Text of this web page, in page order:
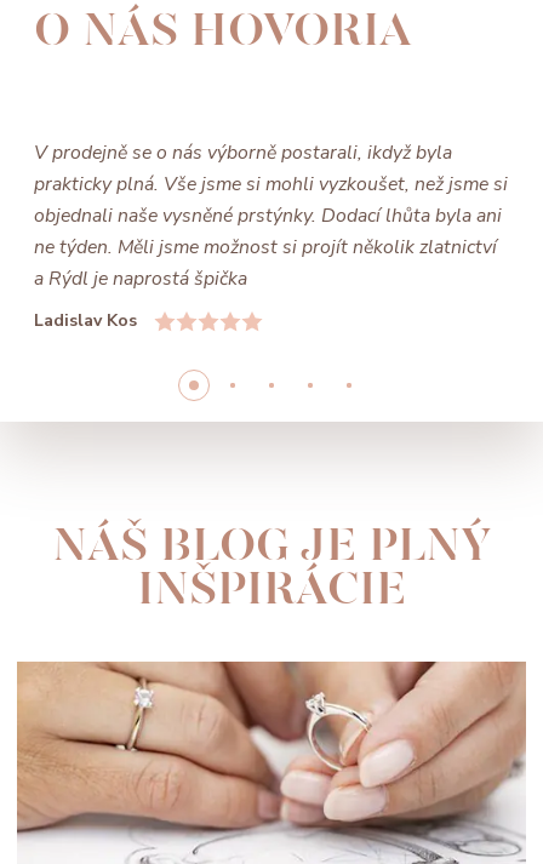
O NÁS HOVORIA
V prodejně se o nás výborně postarali, ikdyž byla
prakticky plná. Vše jsme si mohli vyzkoušet, než jsme si
objednali naše vysněné prstýnky. Dodací lhůta byla ani
ne týden. Měli jsme možnost si projít několik zlatnictví
a Rýdl je naprostá špička
Ladislav Kos
NÁŠ BLOG JE PLNÝ
INŠPIRÁCIE